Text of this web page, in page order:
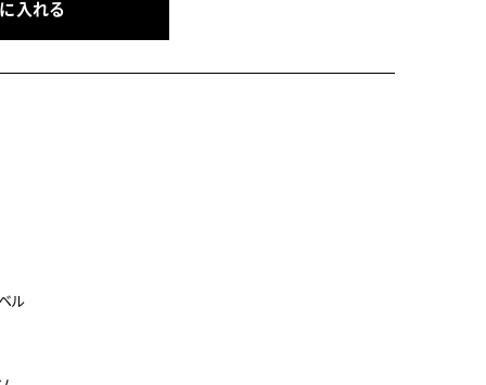
入れる
ル